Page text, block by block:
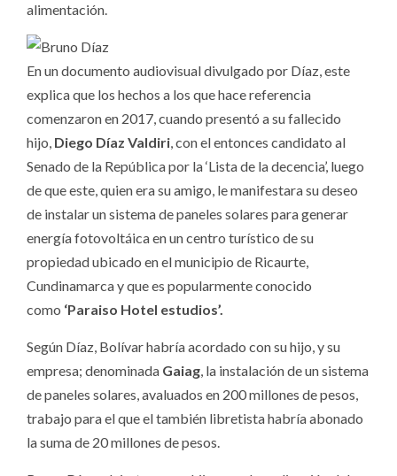
alimentación.
En un documento audiovisual divulgado por Díaz, este
explica que los hechos a los que hace referencia
comenzaron en 2017, cuando presentó a su fallecido
hijo, Diego Díaz Valdiri, con el entonces candidato al
Senado de la República por la ‘Lista de la decencia’, luego
de que este, quien era su amigo, le manifestara su deseo
de instalar un sistema de paneles solares para generar
energía fotovoltáica en un centro turístico de su
propiedad ubicado en el municipio de Ricaurte,
Cundinamarca y que es popularmente conocido
como ‘Paraiso Hotel estudios’.
Según Díaz, Bolívar habría acordado con su hijo, y su
empresa; denominada Gaiag, la instalación de un sistema
de paneles solares, avaluados en 200 millones de pesos,
trabajo para el que el también libretista habría abonado
la suma de 20 millones de pesos.